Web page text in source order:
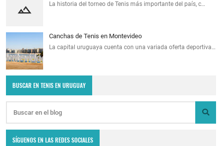
La historia del torneo de Tenis más importante del país, c…
Canchas de Tenis en Montevideo
La capital uruguaya cuenta con una variada oferta deportiva…
BUSCAR EN TENIS EN URUGUAY
SÍGUENOS EN LAS REDES SOCIALES